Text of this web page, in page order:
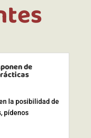
de
la posibilidad de
pídenos